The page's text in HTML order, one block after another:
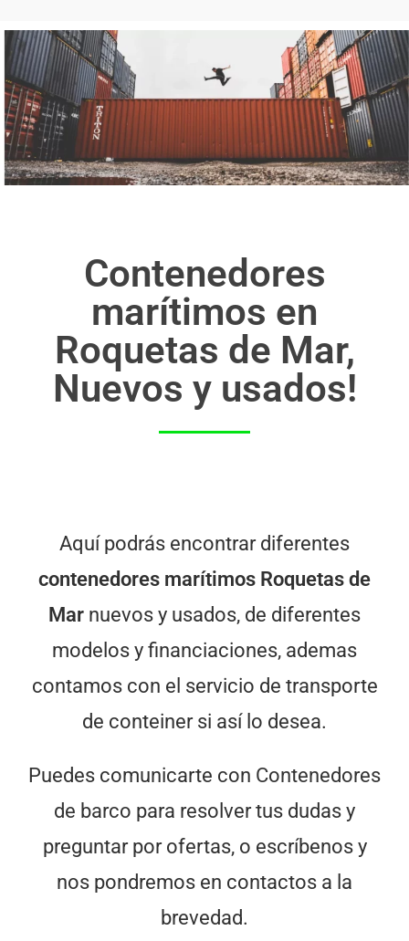
Contenedores
marítimos en
Roquetas de Mar,
Nuevos y usados!
Aquí podrás encontrar diferentes
contenedores marítimos Roquetas de
Mar nuevos y usados, de diferentes
modelos y financiaciones, ademas
contamos con el servicio de transporte
de conteiner si así lo desea.
Puedes comunicarte con Contenedores
de barco para resolver tus dudas y
preguntar por ofertas, o escríbenos y
nos pondremos en contactos a la
brevedad.